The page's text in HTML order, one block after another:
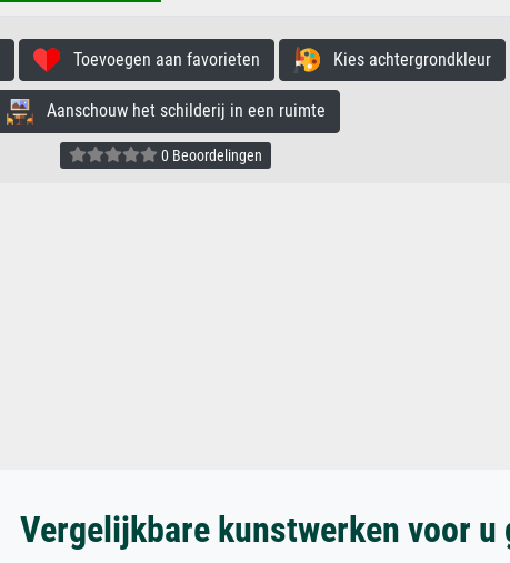
Toevoegen aan favorieten Kies achtergrondkleur
Aanschouw het schilderij in een ruimte
0 Beoordelingen
Vergelijkbare kunstwerken voor u